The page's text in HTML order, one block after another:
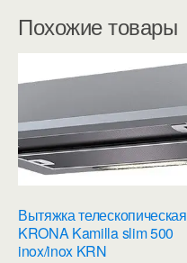
Похожие товары
Вытяжка телескопическая
KRONA Kamilla slim 500
inox/inox KRN